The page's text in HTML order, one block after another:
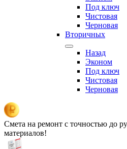
Под ключ
Чистовая
Черновая
Вторичных
Назад
Эконом
Под ключ
Чистовая
Черновая
Смета на ремонт с точностью до
материалов!